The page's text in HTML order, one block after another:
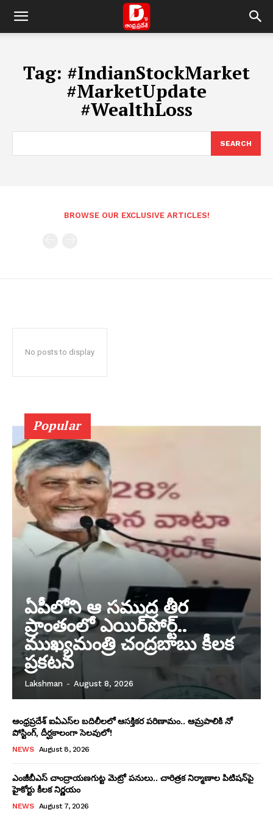
Tag: #IndianStockMarket
#MarketUpdate
#WealthLoss
SEARCH
BROWSE OUR EXCLUSIVE ARTICLES!
No posts to display
Popular
ఏపీలోని ఆ సముద్ర తీర
ప్రాంతంలో ఎయిర్‌పోర్ట్..
ముఖ్యమంత్రి చంద్రబాబు కీలక
ప్రకటన
Lakshman - August 8, 2026
ఆంధ్రప్రదేశ్ ఐఏఎస్‌ల బదిలీలలో ఆసక్తికర పరిణామం.. ఆమ్రపాలికి నో
పోస్టింగ్, దీర్ఘకాలంగా సెలవులో!
NEWS August 8, 2026
ఎంజీబీఎస్ చాంద్రాయణగుట్ట మెట్రో పనులు.. చారిత్రక నిర్మాణాల పిటిషన్‌పై
హైకోర్టు కీలక నిర్ణయం
NEWS August 7, 2026